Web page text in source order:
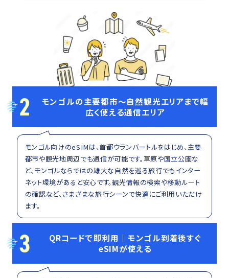
2
モンゴルの主要都市～自然観光エリアまで幅
広く使える通信エリア
モンゴル向けのeSIMは、首都ウランバートルをはじめ、主要
都市や観光地周辺でも通信が可能です。草原や国立公園な
ど、モンゴルならではの雄大な自然を巡る旅行でもインター
ネット環境があると安心です。観光情報の検索や移動ルート
の確認など、さまざまな旅行シーンで快適にご利用いただけ
ます。
3
QRコードで即利用｜モンゴル到着後すぐ
eSIMが使える